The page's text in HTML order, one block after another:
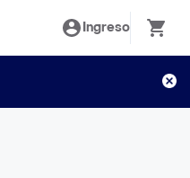
Ingreso